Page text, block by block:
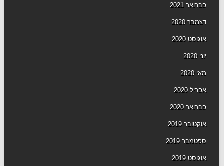
פברואר 2021
דצמבר 2020
אוגוסט 2020
יוני 2020
מאי 2020
אפריל 2020
פברואר 2020
אוקטובר 2019
ספטמבר 2019
אוגוסט 2019